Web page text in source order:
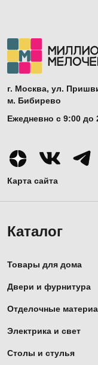
г. Москва, ул.
м. Бибирево
Ежедневно с 9:00 до
Карта сайта
Каталог
Товары для дома
Двери и фурнитура
Отделочные
Электрика и свет
Столы и стулья